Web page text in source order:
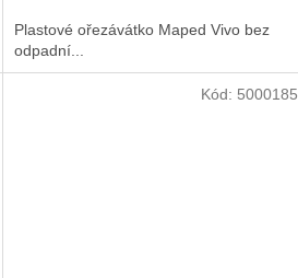
Plastové ořezávátko Maped Vivo bez
odpadní...
Kód: 5000185